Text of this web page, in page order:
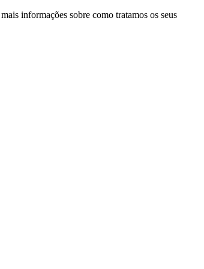
informações sobre como tratamos os seus